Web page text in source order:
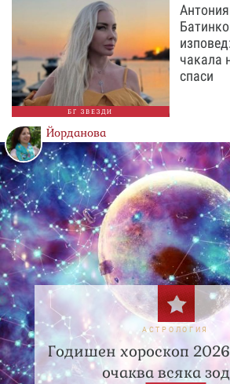
БГ ЗВЕЗДИ
чакала
спаси
Йорданова
АСТРОЛОГИЯ
Годишен хороскоп
очаква всяка